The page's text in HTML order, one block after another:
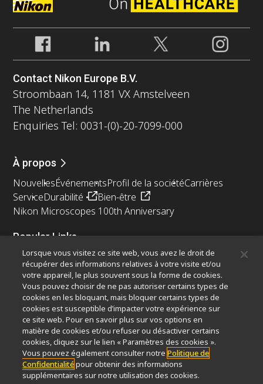
Contact Nikon Europe B.V.
Stroombaan 14, 1181 VX Amstelveen
The Netherlands
Enquiries Tel: 0031-(0)-20-7099-000
À propos
NouvellesÉvénementsProfil de la sociétéCarrières
ServiceDurabilité
Bien-être
Nikon Microscopes 100th Anniversary
Popular Links
Dernières nouvelles et actualitésSélecteur d’objectifs
Resolution CalculatorPubScopeOEM
Nikon Small World
MicroscopyU
Autres Produits Nikon
Produits d'imagerie
Microscopie industrielle et métrologie
Systèmes de lithographie à semi-conducteurs
Systèmes de lithographie à FPD
Lorsque vous visitez ce site web, vous avez le droit de
récupérer des informations relatives à votre visite et/ou
votre appareil, le plus souvent sous la forme de cookies.
Vous pouvez choisir de ne pas autoriser certains types de
cookies en les bloquant, mais bloquer certains types de
cookies est susceptible d’impacter votre expérience sur
ce site web. Pour en savoir plus sur vos options en
matière de cookies et/ou refuser ou désactiver certains
cookies, cliquez sur le lien « Paramètres des cookies ».
Vous pouvez également consulter notrePolitique de
Confidentialitépour obtenir des informations
supplémentaires sur notre utilisation des cookies.